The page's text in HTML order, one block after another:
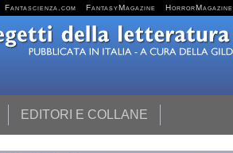
Fantascienza.com FantasyMagazine HorrorMagazine
EDITORI E COLLANE